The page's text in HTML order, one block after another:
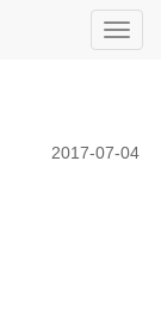
切
2017-07-04